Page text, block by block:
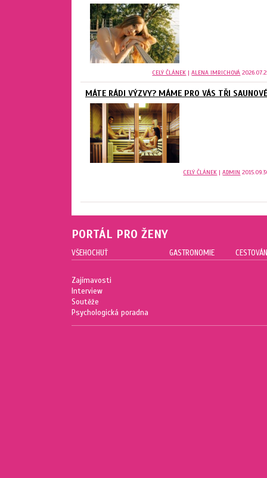
CELÝ ČLÁNEK |ALENA IMRICHOVÁ
MÁTE RÁDI VÝZVY? MÁME PRO VÁS TŘI
CELÝ ČLÁNEK |ADMIN
PORTÁL PRO ŽENY
VŠEHOCHUŤ
Zajímavosti
Interview
Soutěže
Psychologická poradna
GASTRONOMIE